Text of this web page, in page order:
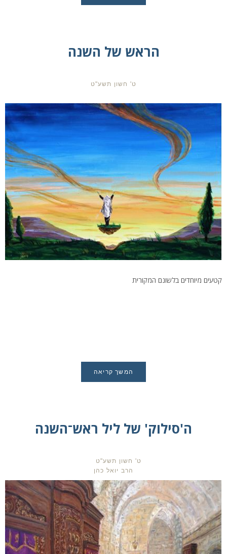
הראש של השנה
ט' חשון תשע"ט
קטעים מיוחדים בלשונם המקורית
המשך קריאה
ה'סילוק' של ליל ראש־השנה
ט' חשון תשע"ט
הרב יואל כהן